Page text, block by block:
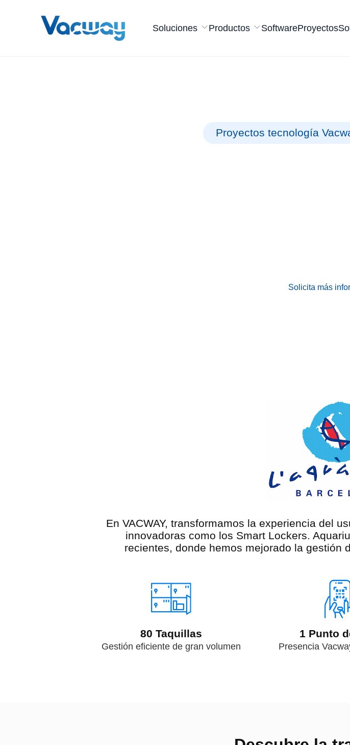
Soluciones Productos SoftwareProyectos
Proyectos tecnología
Solicita más
En VACWAY, transformamos la experiencia del
innovadoras como los Smart Lockers.
recientes, donde hemos mejorado la gestión
80 Taquillas
Gestión eficiente de gran volumen
1 Punto
Presencia